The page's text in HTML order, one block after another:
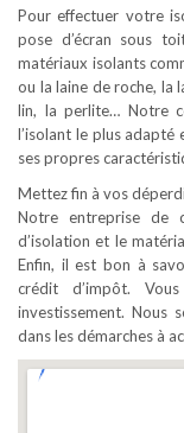
Pour effectuer votre
pose d’écran sous
matériaux isolants
ou la laine de roche, la
lin, la perlite… Notre
l’isolant le plus adapté
ses propres
Mettez fin à vos
Notre entreprise de
d’isolation et le
Enfin, il est bon à
crédit d’impôt.
investissement. Nous
dans les démarches à